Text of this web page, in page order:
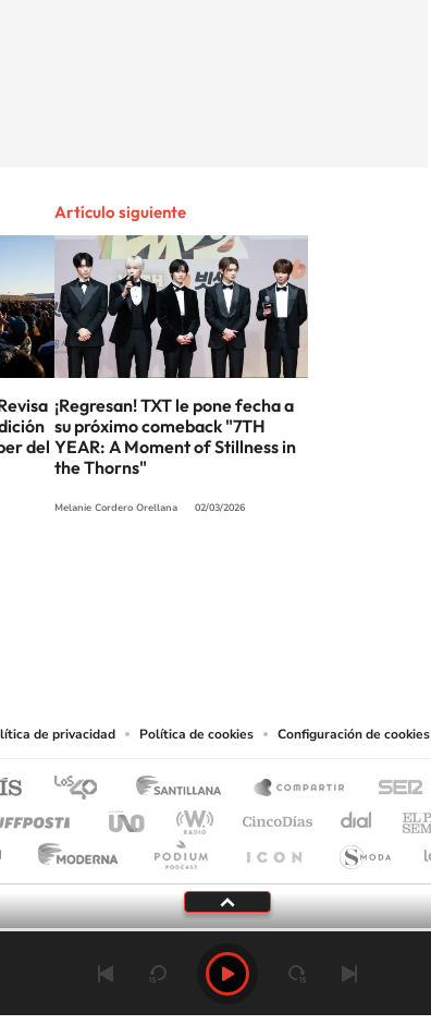
del
Artículo siguiente
¡Regresan! TXT le pone fecha a
su próximo comeback "7TH
YEAR: A Moment of Stillness in
the Thorns"
Melanie Cordero Orellana 02/03/2026
de privacidad Política de cookies Configuración de cookies